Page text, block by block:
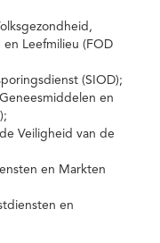
Leefmilieu (FOD
(SIOD);
en
Veiligheid van de
en Markten
en